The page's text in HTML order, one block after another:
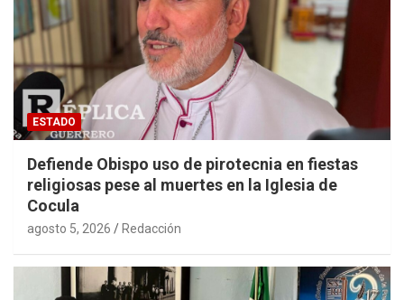
ESTADO
Defiende Obispo uso de pirotecnia en fiestas
religiosas pese al muertes en la Iglesia de
Cocula
agosto 5, 2026 Redacción